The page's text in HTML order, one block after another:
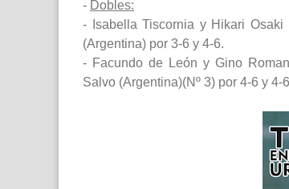
- Dobles:
- Isabella Tiscornia y Hikari Osaki
(Argentina) por 3-6 y 4-6.
- Facundo de León y Gino
Salvo (Argentina)(Nº 3) por 4-6 y 4-